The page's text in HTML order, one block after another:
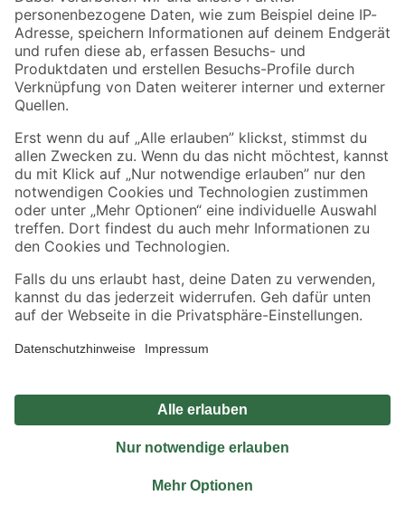
Zahlungsarten Versandarten
Sicher einkaufen
Jetzt die toom-App herunterladen
Alle Preisangaben in EUR inkl. gesetzl. MwSt.. Die dargestellten Angebote sind unter
Umständen nicht in allen Märkten verfügbar. Die angegebenen Verfügbarkeiten beziehen
Produkte nur solange der Vorrat reicht.
*Paketversand ab 59 € versandkostenfrei, gilt nicht für Artikel mit Speditionsversand, hier
Privatsphäre Impressum
Nutzungsbedingungen
Widerrufsrecht
Vertrag widerrufen
© 2026 toom Baumarkt GmbH